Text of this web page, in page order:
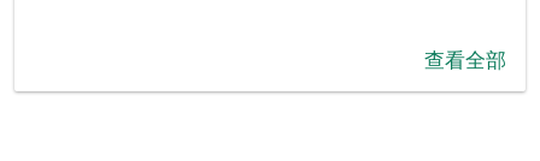
查看全部